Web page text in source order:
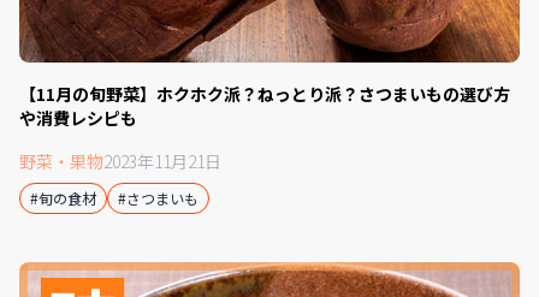
【11月の旬野菜】ホクホク派？ねっとり派？さつまいもの選び方
や消費レシピも
野菜・果物2023年11月21日
#旬の食材 #さつまいも